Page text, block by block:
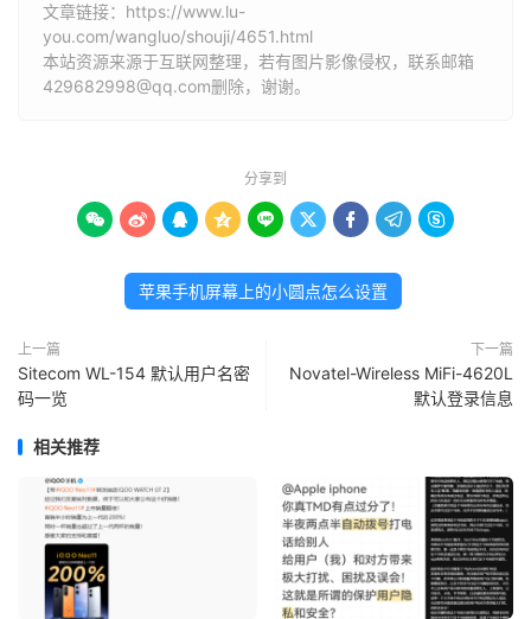
文章链接： https://www.lu-
you.com/wangluo/shouji/4651.html
本站资源来源于互联网整理，若有图片影像侵权，联系邮箱
429682998@qq.com删除，谢谢。
分享到
        
苹果手机屏幕上的小圆点怎么设置
上一篇
Sitecom WL-154 默认用户名密
码一览
下一篇
Novatel-Wireless MiFi-4620L
默认登录信息
相关推荐